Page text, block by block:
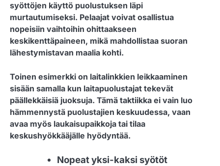
syöttöjen käyttö puolustuksen läpi
murtautumiseksi. Pelaajat voivat osallistua
nopeisiin vaihtoihin ohittaakseen
keskikenttäpaineen, mikä mahdollistaa suoran
lähestymistavan maalia kohti.
Toinen esimerkki on laitalinkkien leikkaaminen
sisään samalla kun laitapuolustajat tekevät
päällekkäisiä juoksuja. Tämä taktiikka ei vain luo
hämmennystä puolustajien keskuudessa, vaan
avaa myös laukaisupaikkoja tai tilaa
keskushyökkääjälle hyödyntää.
Nopeat yksi-kaksi syötöt